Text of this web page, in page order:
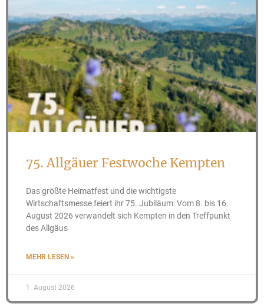
75. Allgäuer Festwoche Kempten
Das größte Heimatfest und die wichtigste
Wirtschaftsmesse feiert ihr 75. Jubiläum: Vom 8. bis 16.
August 2026 verwandelt sich Kempten in den Treffpunkt
des Allgäus
MEHR LESEN »
1. August 2026